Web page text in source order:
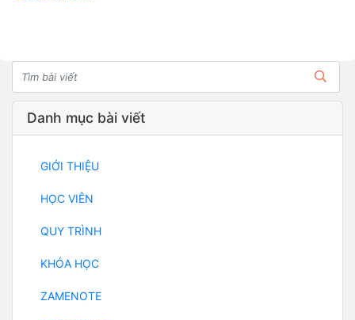
Danh mục bài viết
GIỚI THIỆU
HỌC VIÊN
QUY TRÌNH
KHÓA HỌC
ZAMENOTE